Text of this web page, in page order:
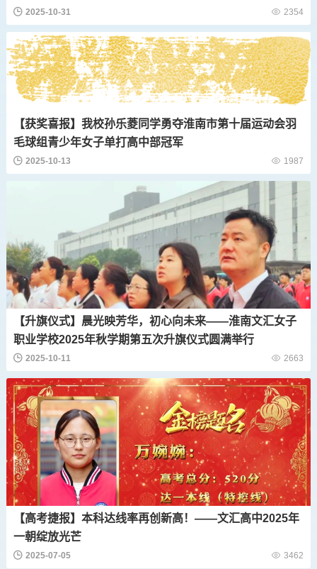
2025-10-31 2354
【获奖喜报】我校孙乐菱同学勇夺淮南市第十届运动会羽
毛球组青少年女子单打高中部冠军
2025-10-13 1987
【升旗仪式】晨光映芳华，初心向未来——淮南文汇女子
职业学校2025年秋学期第五次升旗仪式圆满举行
2025-10-11 2663
【高考捷报】本科达线率再创新高！——文汇高中2025年
一朝绽放光芒
2025-07-05 3462